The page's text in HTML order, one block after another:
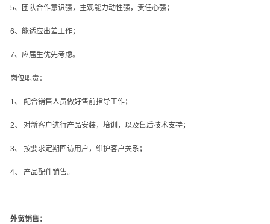
5、团队合作意识强，主观能力动性强，责任心强；
6、能适应出差工作；
7、应届生优先考虑。
岗位职责：
1 、 配合销售人员做好售前指导工作；
2、 对新客户进行产品安装，培训，以及售后技术支持；
3、 按要求定期回访用户，维护客户关系；
4、 产品配件销售。
外贸销售：